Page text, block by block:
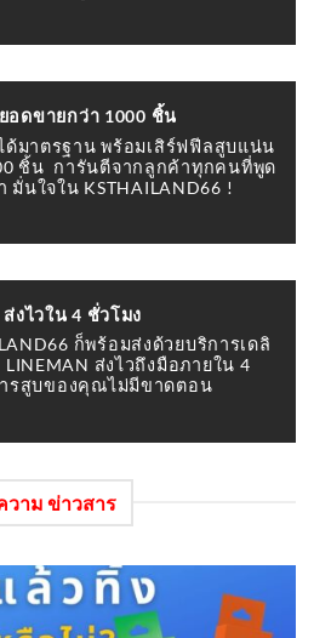
อดขายกว่า 1000 ชิ้น
ด้มาตรฐาน พร้อมเสิร์ฟฟีลสูบแน่น
ชิ้น การันตีจากลูกค้าทุกคนที่พูด
มั่นใจใน KSTHAILAND66 !
งไวใน 4 ชั่วโมง
ก็พร้อมส่งด้วยบริการเดลิ
LINEMAN ส่งไวถึงมือภายใน 4
รสูบของคุณไม่มีขาดตอน
วาม ข่าวสาร